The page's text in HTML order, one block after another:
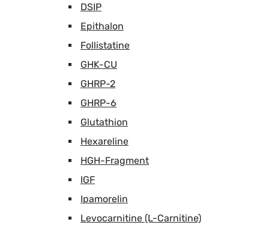
DSIP
Epithalon
Follistatine
GHK-CU
GHRP-2
GHRP-6
Glutathion
Hexareline
HGH-Fragment
IGF
Ipamorelin
Levocarnitine (L-Carnitine)